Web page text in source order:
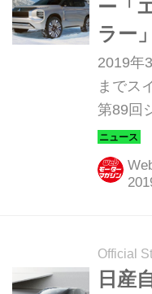
ー「
ラー
【
2019年
までス
第89回
でコン
ルグ・
Official
日産